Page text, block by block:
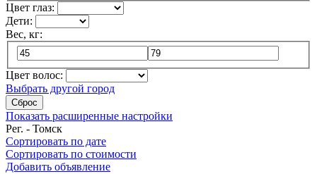
Цвет глаз:
Дети:
Вес, кг:
Цвет волос:
Выбрать другой город
Сброс
Показать расширенные настройки
Рег. - Томск
Сортировать по дате
Сортировать по стоимости
Добавить объявление